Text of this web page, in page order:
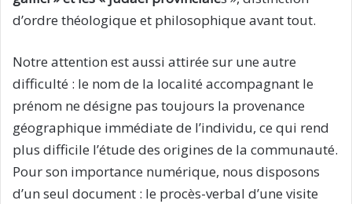
d’ordre théologique et philosophique avant tout.
Notre attention est aussi attirée sur une autre
difficulté : le nom de la localité accompagnant le
prénom ne désigne pas toujours la provenance
géographique immédiate de l’individu, ce qui rend
plus difficile l’étude des origines de la communauté.
Pour son importance numérique, nous disposons
d’un seul document : le procès-verbal d’une visite